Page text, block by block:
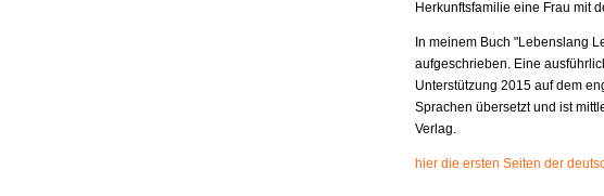
Herkunftsfamilie eine Frau mit
In meinem Buch "Lebenslang
aufgeschrieben. Eine
Unterstützung 2015 auf dem
Sprachen übersetzt und ist
Verlag.
hier die ersten Seiten der